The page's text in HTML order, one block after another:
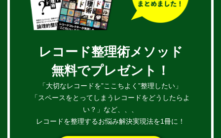
レコード整理術メソッド
無料でプレゼント！
「大切なレコードを”ここちよく”整理したい」
「スペースをとってしまうレコードをどうしたらよ
い？」など、、、
レコードを整理するお悩み解決実現法を1冊に！